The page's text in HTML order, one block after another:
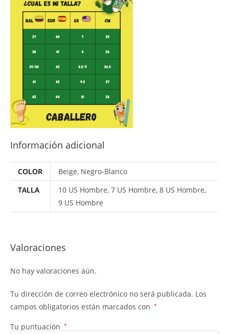
Información adicional
COLOR
Beige, Negro-Blanco
TALLA
10 US Hombre, 7 US Hombre, 8 US Hombre,
9 US Hombre
Valoraciones
No hay valoraciones aún.
Tu dirección de correo electrónico no será publicada. Los
campos obligatorios están marcados con *
Tu puntuación *